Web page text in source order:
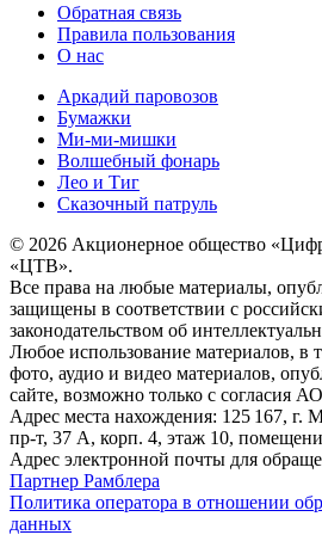
Обратная связь
Правила пользования
О нас
Аркадий паровозов
Бумажки
Ми-ми-мишки
Волшебный фонарь
Лео и Тиг
Сказочный патруль
© 2026 Акционерное общество
«ЦТВ».
Все права на любые материалы,
защищены в соответствии с
законодательством об
Любое использование материалов, в
фото, аудио и видео материалов,
сайте, возможно только с согласия
Адрес места нахождения: 125 167, г.
пр-т, 37 А, корп. 4, этаж 10,
Адрес электронной почты для
Партнер Рамблера
Политика оператора в отношении
данных